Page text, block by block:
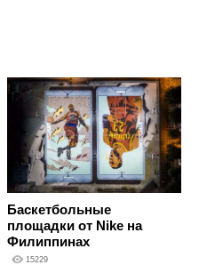
Баскетбольные
площадки от Nike на
Филиппинах
15229